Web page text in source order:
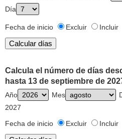
Día
Fecha de inicio Excluir Incluir
Calcula el número de días
hasta 13 de septiembre de
Año Mes
2027
Fecha de inicio
Excluir Incluir